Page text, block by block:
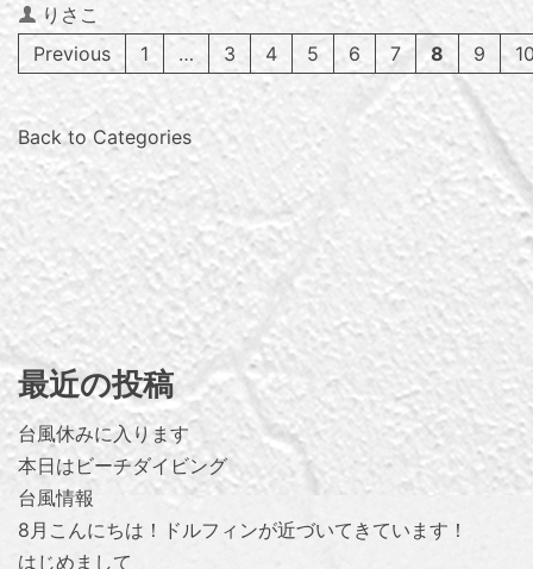
Author
りさこ
Previous
1 … 3 4 5 6 7 8 9
Back to Categories
最近の投稿
台風休みに入ります
本日はビーチダイビング
台風情報
8月こんにちは！ドルフィンが近づいてきています！
はじめまして